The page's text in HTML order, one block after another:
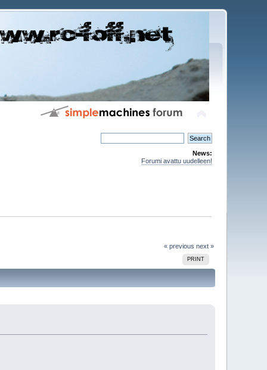
News:
Forumi avattu uudelleen!
« previous next »
PRINT